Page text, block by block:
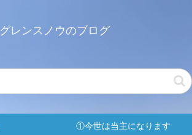
グレンスノウのブログ
①今世は当主になります